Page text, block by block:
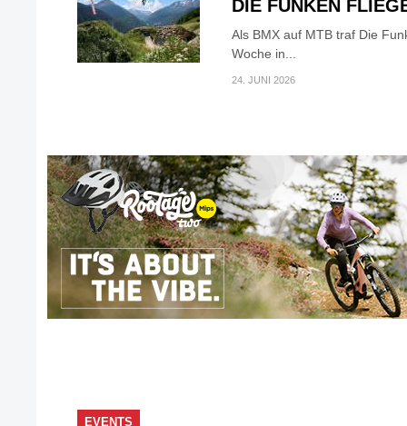
DIE FUNKEN
Als BMX auf MTB traf Die
Woche in...
24. JUNI 2026
EVENTS